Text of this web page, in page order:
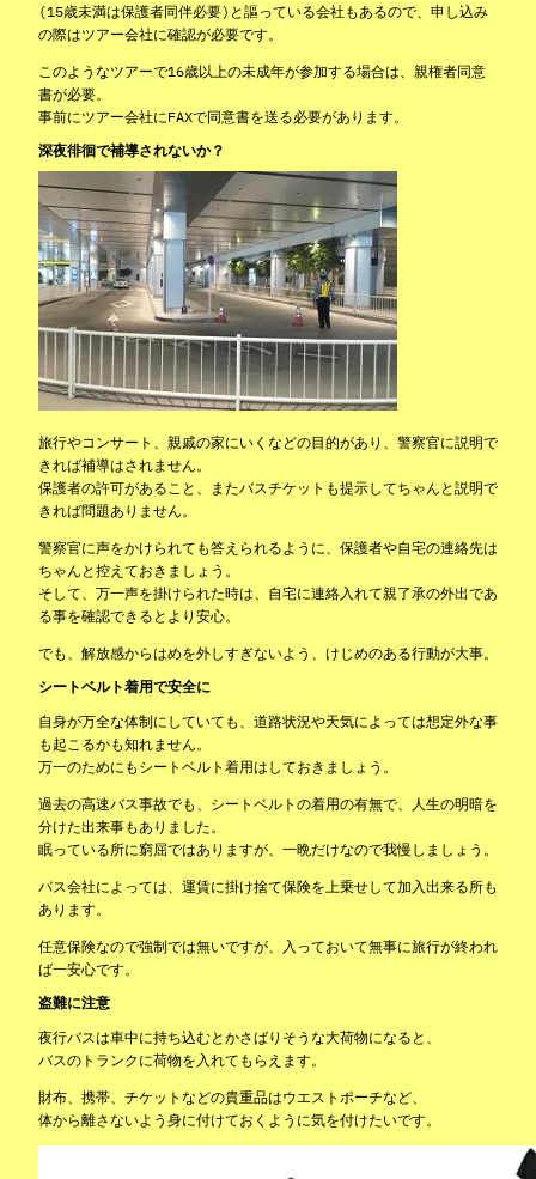
(15歳未満は保護者同伴必要)と謳っている会社もあるので、申し込み
の際はツアー会社に確認が必要です。
このようなツアーで16歳以上の未成年が参加する場合は、親権者同意
書が必要。
事前にツアー会社にFAXで同意書を送る必要があります。
深夜徘徊で補導されないか？
旅行やコンサート、親戚の家にいくなどの目的があり、警察官に説明で
きれば補導はされません。
保護者の許可があること、またバスチケットも提示してちゃんと説明で
きれば問題ありません。
警察官に声をかけられても答えられるように、保護者や自宅の連絡先は
ちゃんと控えておきましょう。
そして、万一声を掛けられた時は、自宅に連絡入れて親了承の外出であ
る事を確認できるとより安心。
でも、解放感からはめを外しすぎないよう、けじめのある行動が大事。
シートベルト着用で安全に
自身が万全な体制にしていても、道路状況や天気によっては想定外な事
も起こるかも知れません。
万一のためにもシートベルト着用はしておきましょう。
過去の高速バス事故でも、シートベルトの着用の有無で、人生の明暗を
分けた出来事もありました。
眠っている所に窮屈ではありますが、一晩だけなので我慢しましょう。
バス会社によっては、運賃に掛け捨て保険を上乗せして加入出来る所も
あります。
任意保険なので強制では無いですが、入っておいて無事に旅行が終われ
ば一安心です。
盗難に注意
夜行バスは車中に持ち込むとかさばりそうな大荷物になると、
バスのトランクに荷物を入れてもらえます。
財布、携帯、チケットなどの貴重品はウエストポーチなど、
体から離さないよう身に付けておくように気を付けたいです。